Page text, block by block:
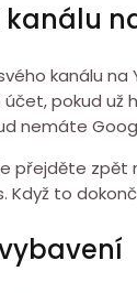
kanálu
kanálu
pokud už
nemáte
přejděte zpět
Když to